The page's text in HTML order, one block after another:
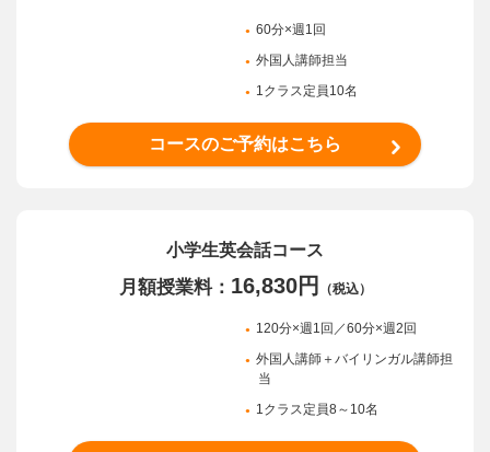
60分×週1回
外国人講師担当
1クラス定員10名
コースのご予約はこちら
小学生英会話コース
月額授業料： 16,830円 （税込）
120分×週1回／60分×週2回
外国人講師＋バイリンガル講師担
当
1クラス定員8～10名